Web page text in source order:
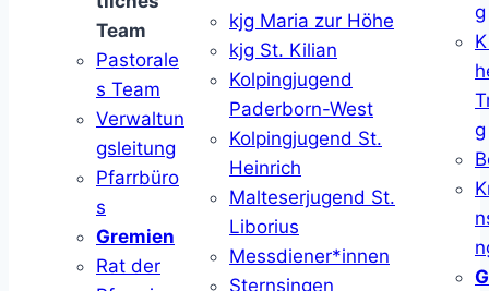
Team
Pastorale
s Team
Verwaltun
gsleitung
Pfarrbüro
s
Gremien
Rat der
kjg Maria zur Höhe
kjg St. Kilian
Kolpingjugend
Paderborn-West
Kolpingjugend St.
Heinrich
Malteserjugend St.
Liborius
Messdiener*innen
Sternsingen
g
g